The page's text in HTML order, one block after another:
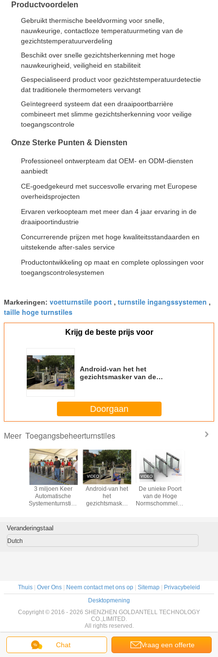
Productvoordelen
Gebruikt thermische beeldvorming voor snelle,
nauwkeurige, contactloze temperatuurmeting van de
gezichtstemperatuurverdeling
Beschikt over snelle gezichtsherkenning met hoge
nauwkeurigheid, veiligheid en stabiliteit
Gespecialiseerd product voor gezichtstemperatuurdetectie
dat traditionele thermometers vervangt
Geïntegreerd systeem dat een draaipoortbarrière
combineert met slimme gezichtsherkenning voor veilige
toegangscontrole
Onze Sterke Punten & Diensten
Professioneel ontwerpteam dat OEM- en ODM-diensten
aanbiedt
CE-goedgekeurd met succesvolle ervaring met Europese
overheidsprojecten
Ervaren verkoopteam met meer dan 4 jaar ervaring in de
draaipoortindustrie
Concurrerende prijzen met hoge kwaliteitsstandaarden en
uitstekende after-sales service
Productontwikkeling op maat en complete oplossingen voor
toegangscontrolesystemen
Markeringen: voetturnstile poort , turnstile ingangssystemen ,
taille hoge turnstiles
Krijg de beste prijs voor
Android-van het het
gezichtsmasker van de
thermometergezicht van de
erkenningstourniquets van de de
ingangspoort de fabrieksprijs
Doorgaan
Meer Toegangsbeheerturnstiles
3 miljoen Keer
Automatische
Systementurnstiles,
Veiligheidstoegang
Android-van het
het
gezichtsmasker
beschermende
thermometergezicht
fabrieksprijs
De unieke Poort
van de Hoge
Normschommeling
Één Minuut
Chat Vraag een offerte
Veranderingstaal
Dutch
Thuis Over Ons Neem contact met ons op Sitemap
Privacybeleid
Desktopmening
Copyright © 2016 - 2026 SHENZHEN GOLDANTELL TECHNOLOGY
CO.,LIMITED.
All rights reserved.